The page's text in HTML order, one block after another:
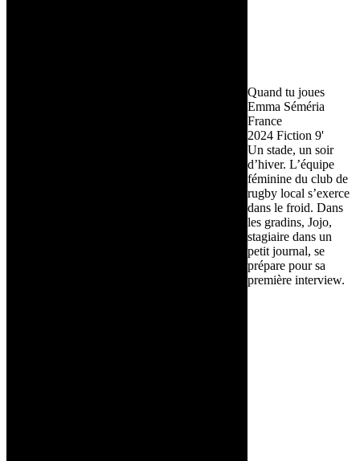
Quand tu joues
Emma Séméria
France
2024 Fiction 9'
Un stade, un soir
d’hiver. L’équipe
féminine du club de
rugby local s’exerce
dans le froid. Dans
les gradins, Jojo,
stagiaire dans un
petit journal, se
prépare pour sa
première interview.